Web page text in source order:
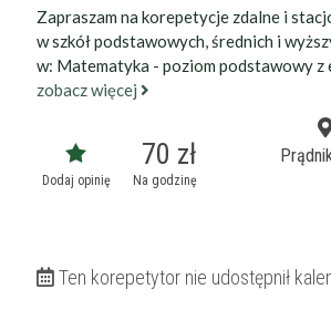
Zapraszam na korepetycje zdalne i
w szkół podstawowych, średnich i
w: Matematyka - poziom podstawowy z
zobacz więcej
Dodaj opinię
70 zł
Na godzinę
Ten korepetytor nie udostępnił